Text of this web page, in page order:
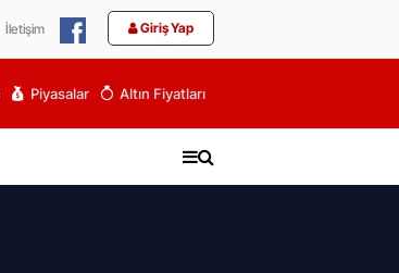
İletişim Giriş Yap
Piyasalar Altın Fiyatları